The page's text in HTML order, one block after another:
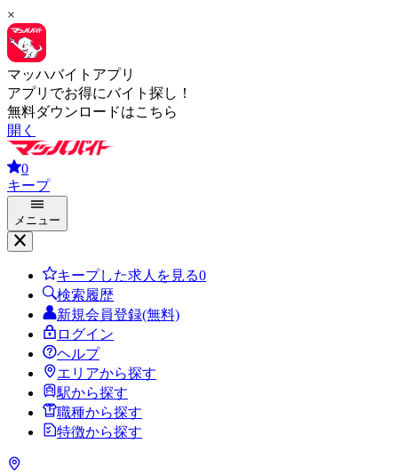
×
マッハバイトアプリ
アプリでお得にバイト探し！
無料ダウンロードはこちら
開く
0
キープ
メニュー
キープした求人を見る0
検索履歴
新規会員登録(無料)
ログイン
ヘルプ
エリアから探す
駅から探す
職種から探す
特徴から探す